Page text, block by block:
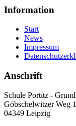
Information
Start
News
Impressum
Anschrift
Schule Portitz -
Göbschelwitzer Weg 1
04349 Leipzig